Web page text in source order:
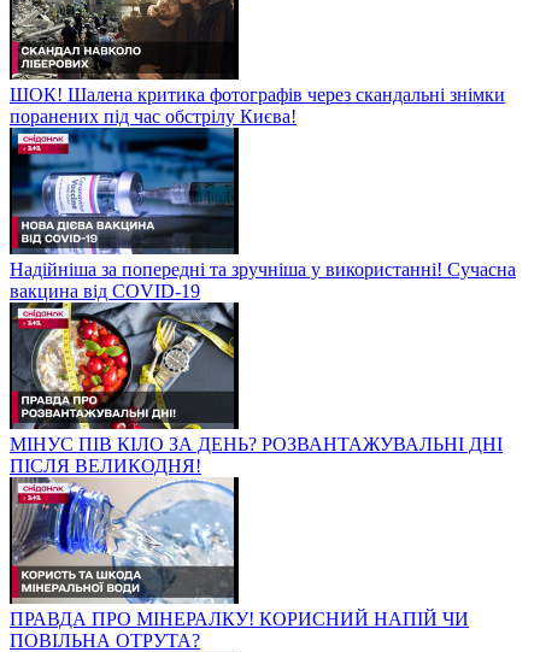
ШОК! Шалена критика фотографів через скандальні знімки
поранених під час обстрілу Києва!
Надійніша за попередні та зручніша у використанні! Сучасна
вакцина від COVID-19
МІНУС ПІВ КІЛО ЗА ДЕНЬ? РОЗВАНТАЖУВАЛЬНІ ДНІ
ПІСЛЯ ВЕЛИКОДНЯ!
ПРАВДА ПРО МІНЕРАЛКУ! КОРИСНИЙ НАПІЙ ЧИ
ПОВІЛЬНА ОТРУТА?